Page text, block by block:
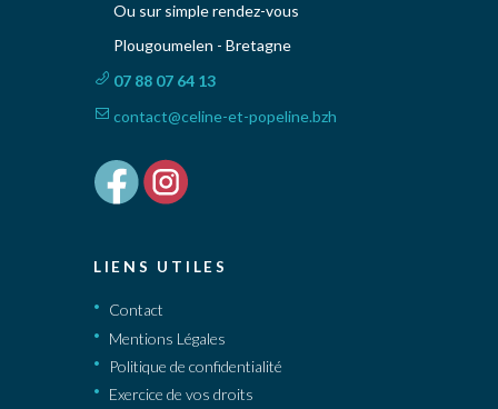
Ou sur simple rendez-vous
Plougoumelen - Bretagne
07 88 07 64 13
contact@celine-et-popeline.bzh
LIENS UTILES
Contact
Mentions Légales
Politique de confidentialité
Exercice de vos droits